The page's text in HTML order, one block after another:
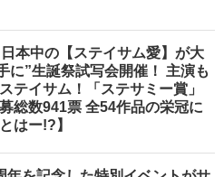
日本中の【ステイサム愛】が大
に”生誕祭試写会開催！ 主演も
テイサム！「ステサミー賞」
総数941票 全54作品の栄冠に
はー!?】